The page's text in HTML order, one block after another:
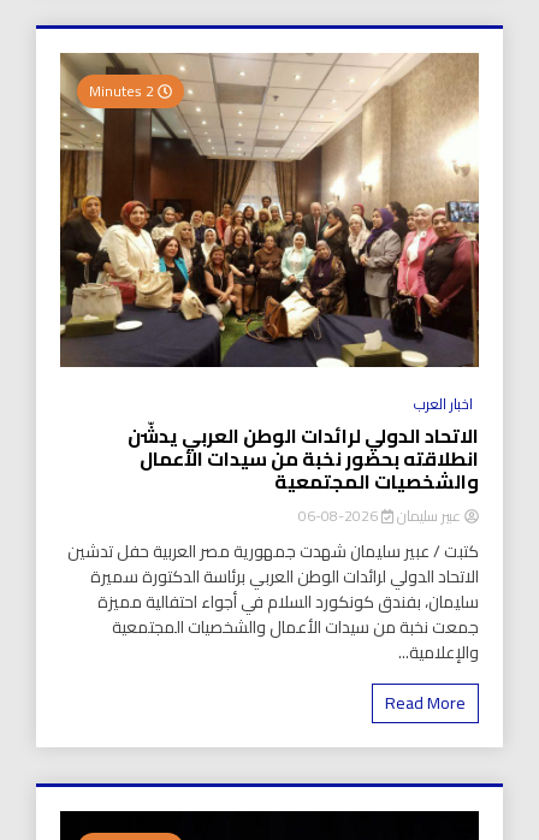
اخبار العرب
الاتحاد الدولي لرائدات الوطن العربي يدشّن
انطلاقته بحضور نخبة من سيدات الأعمال
والشخصيات المجتمعية
عبير سليمان 2026-08-06
كتبت / عبير سليمان شهدت جمهورية مصر العربية حفل تدشين
الاتحاد الدولي لرائدات الوطن العربي برئاسة الدكتورة سميرة
سليمان، بفندق كونكورد السلام في أجواء احتفالية مميزة
جمعت نخبة من سيدات الأعمال والشخصيات المجتمعية
والإعلامية...
Read More